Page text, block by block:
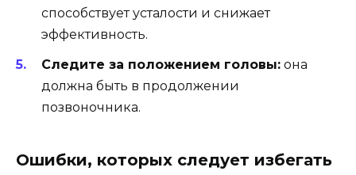
способствует усталости и снижает
эффективность.
Следите за положением головы: она
должна быть в продолжении
позвоночника.
Ошибки, которых следует избегать